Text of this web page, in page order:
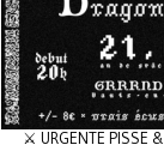
⚔️ URGENTE PISSE &